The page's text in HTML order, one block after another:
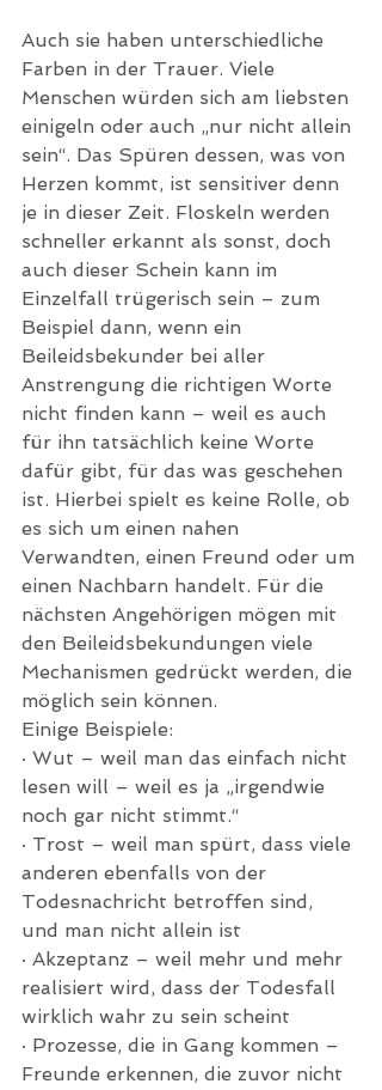
Auch sie haben unterschiedliche
Farben in der Trauer. Viele
Menschen würden sich am liebsten
einigeln oder auch „nur nicht allein
sein“. Das Spüren dessen, was von
Herzen kommt, ist sensitiver denn
je in dieser Zeit. Floskeln werden
schneller erkannt als sonst, doch
auch dieser Schein kann im
Einzelfall trügerisch sein – zum
Beispiel dann, wenn ein
Beileidsbekunder bei aller
Anstrengung die richtigen Worte
nicht finden kann – weil es auch
für ihn tatsächlich keine Worte
dafür gibt, für das was geschehen
ist. Hierbei spielt es keine Rolle, ob
es sich um einen nahen
Verwandten, einen Freund oder um
einen Nachbarn handelt. Für die
nächsten Angehörigen mögen mit
den Beileidsbekundungen viele
Mechanismen gedrückt werden, die
möglich sein können.
Einige Beispiele:
· Wut – weil man das einfach nicht
lesen will – weil es ja „irgendwie
noch gar nicht stimmt.“
· Trost – weil man spürt, dass viele
anderen ebenfalls von der
Todesnachricht betroffen sind,
und man nicht allein ist
· Akzeptanz – weil mehr und mehr
realisiert wird, dass der Todesfall
wirklich wahr zu sein scheint
· Prozesse, die in Gang kommen –
Freunde erkennen, die zuvor nicht